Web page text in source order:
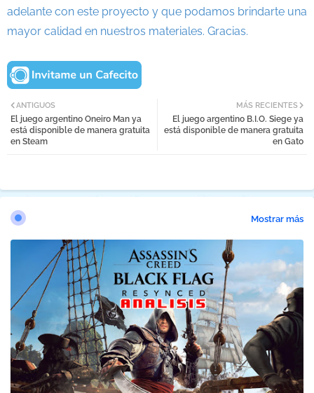
adelante con este proyecto y que podamos brindarte una
mayor calidad en nuestros materiales. Gracias.
MÁS RECIENTES
El juego argentino B.I.O. Siege ya
está disponible de manera gratuita
en Gato
ANTIGUOS
El juego argentino Oneiro Man ya
está disponible de manera gratuita
en Steam
Mostrar más